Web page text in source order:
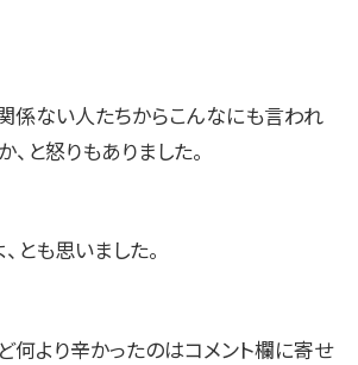
係ない人たちからこんなにも言われ
と怒りもありました。
とも思いました。
何より辛かったのはコメント欄に寄せ